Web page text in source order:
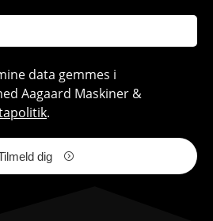
data gemmes i
Aagaard Maskiner &
.
dig